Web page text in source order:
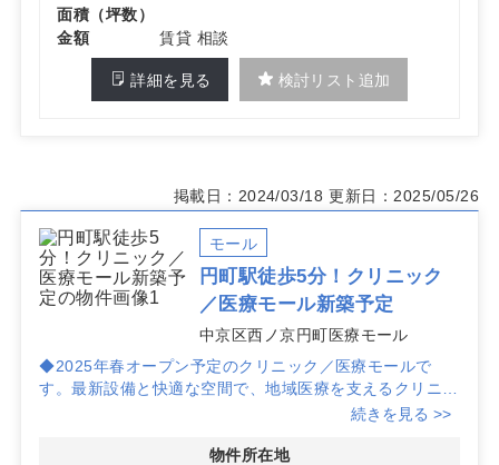
面積（坪数）
金額
賃貸 相談
詳細を見る 検討リスト追加
掲載日：2024/03/18 更新日：2025/05/26
モール
円町駅徒歩5分！クリニック
／医療モール新築予定
中京区西ノ京円町医療モール
◆2025年春オープン予定のクリニック／医療モールで
す。最新設備と快適な空間で、地域医療を支えるクリニッ
クセスの良さが魅力です。駅チカ物件として、集患力を高
続きを見る >>
物件所在地